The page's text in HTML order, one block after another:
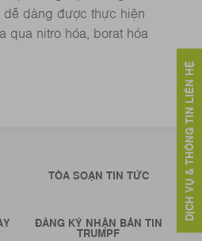
dàng được thực hiện
qua nitro hóa, borat hóa
DỊCH VỤ & THÔNG TIN LIÊN HỆ
TÒA SOẠN TIN TỨC
ĐĂNG KÝ NHẬN BẢN TIN
TRUMPF